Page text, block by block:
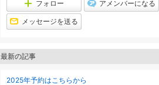
フォロー アメンバーになる
メッセージを送る
最新の記事
2025年予約はこちらから